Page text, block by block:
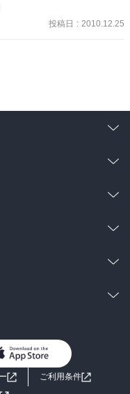
も？！…と思っている人
のままノベライズ化した
ていうか、これちゃんと
投稿日 : 2010.12.25
向けラノベ
い合わせ
ご利用条件